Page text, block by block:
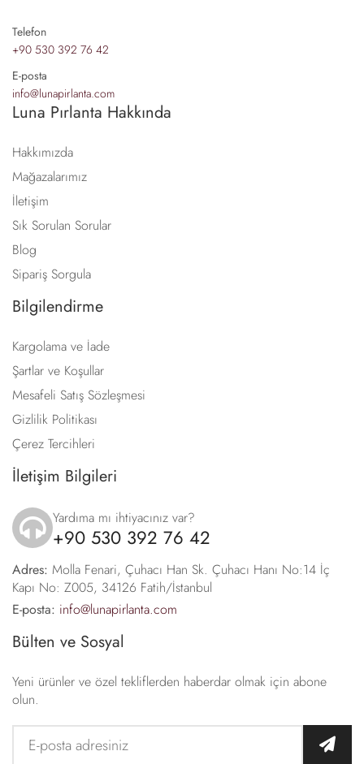
Telefon
+90 530 392 76 42
E-posta
info@lunapirlanta.com
Luna Pırlanta Hakkında
Hakkımızda
Mağazalarımız
İletişim
Sık Sorulan Sorular
Blog
Sipariş Sorgula
Bilgilendirme
Kargolama ve İade
Şartlar ve Koşullar
Mesafeli Satış Sözleşmesi
Gizlilik Politikası
Çerez Tercihleri
İletişim Bilgileri
icon
Yardıma mı ihtiyacınız var?
+90 530 392 76 42
Adres: Molla Fenari, Çuhacı Han Sk. Çuhacı Hanı No:14 İç
Kapı No: Z005, 34126 Fatih/İstanbul
E-posta: info@lunapirlanta.com
Bülten ve Sosyal
Yeni ürünler ve özel tekliflerden haberdar olmak için abone
olun.